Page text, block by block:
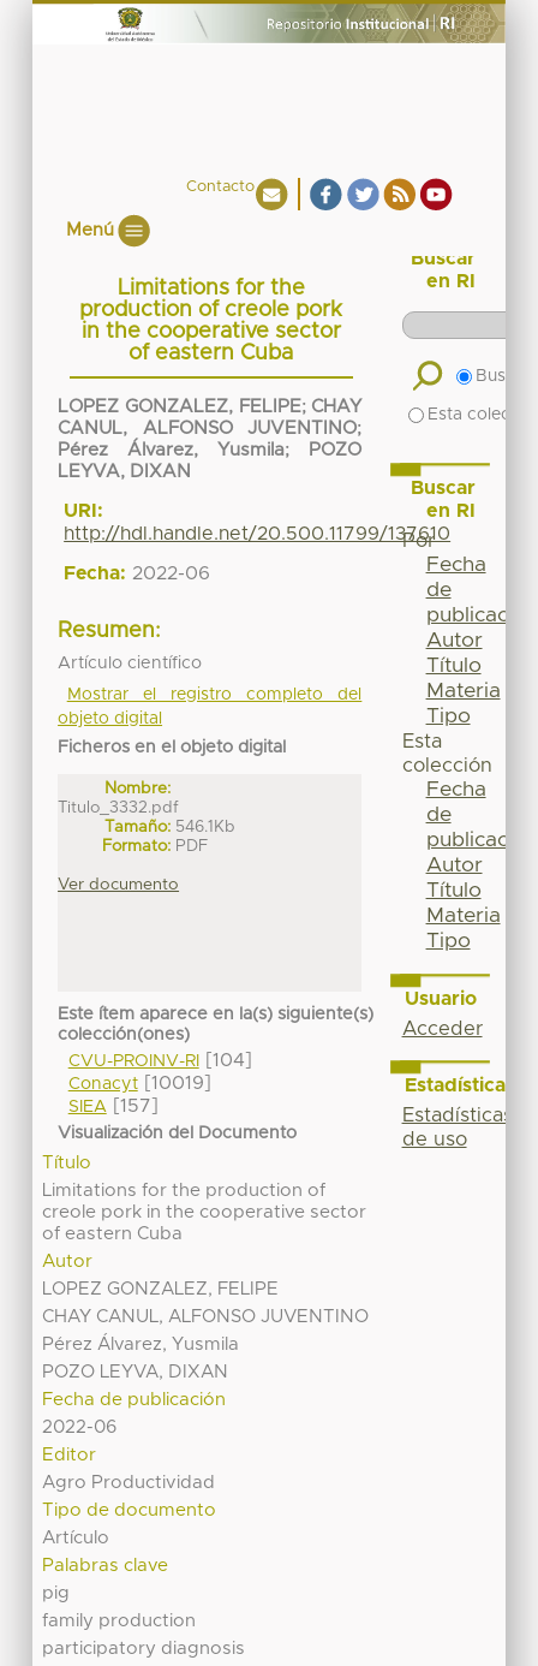
Contacto
Menú
Limitations for the
production of creole pork
in the cooperative sector
of eastern Cuba
LOPEZ GONZALEZ, FELIPE; CHAY
CANUL, ALFONSO JUVENTINO;
Pérez Álvarez, Yusmila;
POZO
LEYVA, DIXAN
URI:
http://hdl.handle.net/20.500.11799/137610
Fecha: 2022-06
Resumen:
Artículo científico
Mostrar el registro completo del
objeto digital
Ficheros en el objeto digital
Nombre:
Titulo_3332.pdf
Tamaño: 546.1Kb
Formato: PDF
Ver documento
Este ítem aparece en la(s) siguiente(s)
colección(ones)
CVU-PROINV-RI[104]
Conacyt[10019]
SIEA[157]
Visualización del Documento
Título
Limitations for the production of
creole pork in the cooperative sector
of eastern Cuba
Autor
LOPEZ GONZALEZ, FELIPE
CHAY CANUL, ALFONSO JUVENTINO
Pérez Álvarez, Yusmila
POZO LEYVA, DIXAN
Fecha de publicación
2022-06
Editor
Agro Productividad
Tipo de documento
Artículo
Palabras clave
pig
family production
participatory diagnosis
Buscar
en RI
Buscar
Esta
Buscar
en RI
Por
Fecha
de
publicación
Autor
Título
Materia
Tipo
Esta
colección
Fecha
de
publicación
Autor
Título
Materia
Tipo
Usuario
Acceder
Estadísticas
Estadísticas
de uso